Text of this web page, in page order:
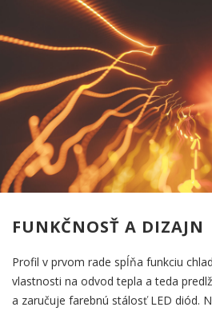
FUNKČNOSŤ A DIZAJN
Profil v prvom rade spĺňa funkciu
vlastnosti na odvod tepla a teda
a zaručuje farebnú stálosť LED diód.